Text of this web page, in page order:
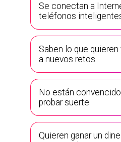
Se conectan a
teléfonos
Saben lo que
a nuevos retos
No están
probar suerte
Quieren ganar un